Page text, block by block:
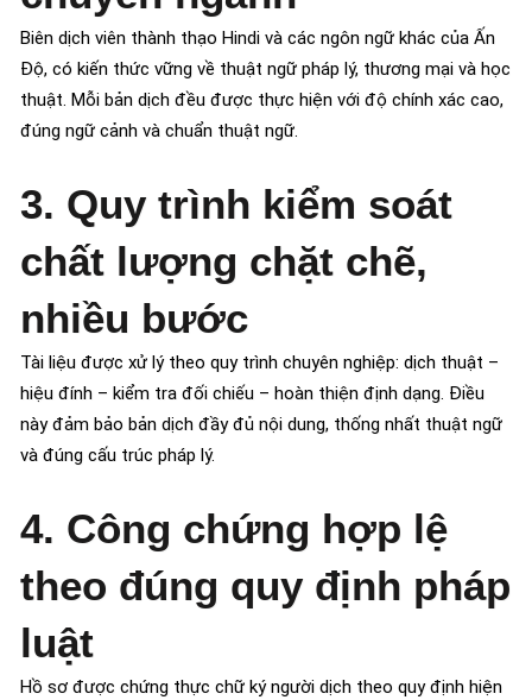
Biên dịch viên thành thạo Hindi và các ngôn ngữ khác của Ấn
Độ, có kiến thức vững về thuật ngữ pháp lý, thương mại và học
thuật. Mỗi bản dịch đều được thực hiện với độ chính xác cao,
đúng ngữ cảnh và chuẩn thuật ngữ.
3. Quy trình kiểm soát
chất lượng chặt chẽ,
nhiều bước
Tài liệu được xử lý theo quy trình chuyên nghiệp: dịch thuật –
hiệu đính – kiểm tra đối chiếu – hoàn thiện định dạng. Điều
này đảm bảo bản dịch đầy đủ nội dung, thống nhất thuật ngữ
và đúng cấu trúc pháp lý.
4. Công chứng hợp lệ
theo đúng quy định pháp
luật
Hồ sơ được chứng thực chữ ký người dịch theo quy định hiện